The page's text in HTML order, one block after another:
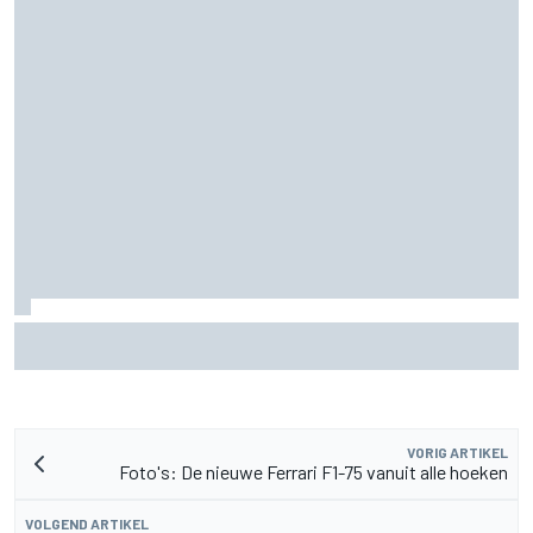
VORIG ARTIKEL
Foto's: De nieuwe Ferrari F1-75 vanuit alle hoeken
VOLGEND ARTIKEL